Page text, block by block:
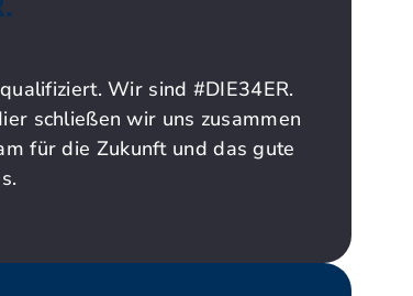
Wir sind #DIE34ER.
schließen wir uns zusammen
für die Zukunft und das gute